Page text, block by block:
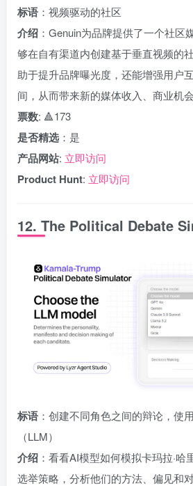
标语 ：视频驱动的社区
介绍 ：Genuin为品牌提供了一个社区
够在自有渠道内创建基于垂直视频的
助于提升品牌曝光度，还能增强用户
间，从而带来新的媒体收入、商业机会
票数: 🔺173
是否精选 ：是
产品网站: 立即访问
Product Hunt: 立即访问
12. The Political Debate
标语 ：创建不同角色之间的辩论，使
（LLM）
介绍 ：看看AI模型如何模拟卡玛拉·哈
选举策略，分析他们的方法、偏见和